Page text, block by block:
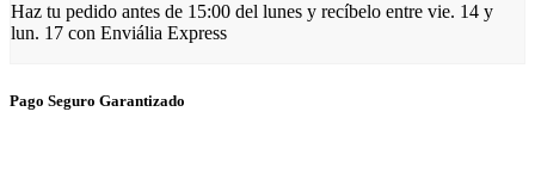
Haz tu pedido antes de 15:00 del lunes y recíbelo entre vie. 14 y
lun. 17 con Enviália Express
Pago Seguro Garantizado